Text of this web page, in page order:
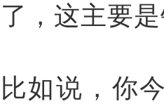
了，这主要
比如说，你